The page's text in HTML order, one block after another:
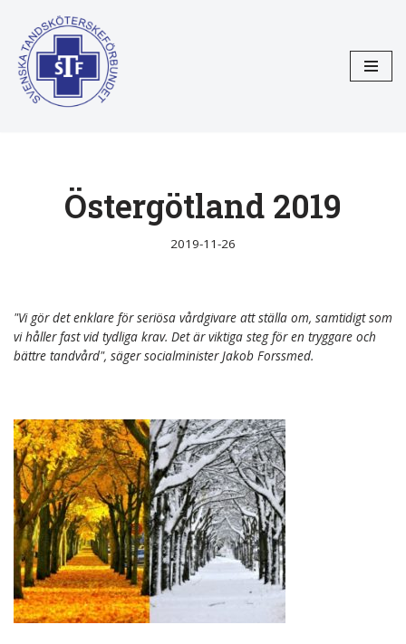
Hoppa
till
innehåll
Östergötland 2019
2019-11-26
"Vi gör det enklare för seriösa vårdgivare att ställa om, samtidigt som
vi håller fast vid tydliga krav. Det är viktiga steg för en tryggare och
bättre tandvård", säger socialminister Jakob Forssmed.